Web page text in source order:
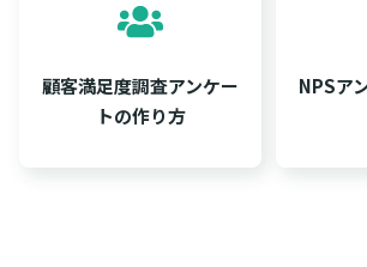
顧客満足度調査アンケー
トの作り方
NPSア